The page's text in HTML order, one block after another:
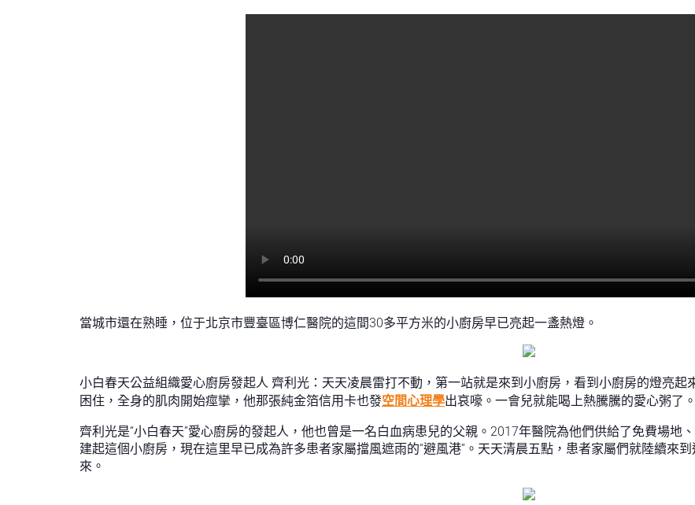
當城市還在熟睡，位于北京市豐臺區博仁醫院的這間30多平方米的小廚房早已亮起一盞熱燈。
小白春天公益組織愛心廚房發起人 齊利光：天天凌晨雷打不動，第一站就是來到小廚房，看到小廚房的燈亮
困住，全身的肌肉開始痙攣，他那張純金箔信用卡也發空間心理學出哀嚎。一會兒就能喝上熱騰騰的愛心粥了。
齊利光是“小白春天”愛心廚房的發起人，他也曾是一名白血病患兒的父親。2017年醫院為他們供給了免費場地
建起這個小廚房，現在這里早已成為許多患者家屬擋風遮雨的“避風港”。天天清晨五點，患者家屬們就陸續來
來。